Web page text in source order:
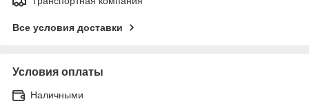
Все условия доставки
Условия оплаты
Наличными